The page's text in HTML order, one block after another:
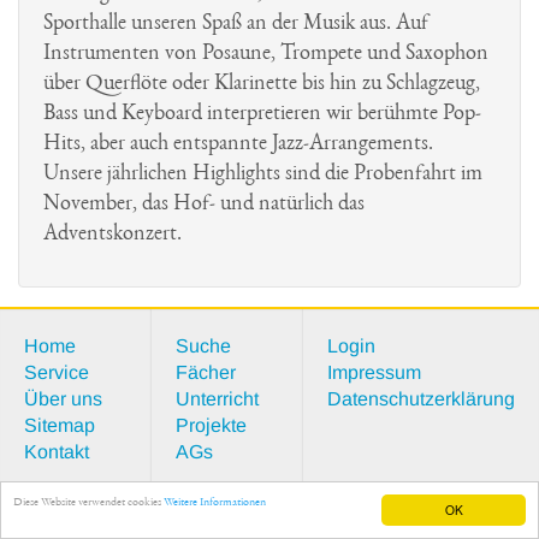
OK
Diese Website verwendet cookies Weitere Informationen
Sporthalle unseren Spaß an der Musik aus. Auf
Instrumenten von Posaune, Trompete und Saxophon
über Querflöte oder Klarinette bis hin zu Schlagzeug,
Bass und Keyboard interpretieren wir berühmte Pop-
Hits, aber auch entspannte Jazz-Arrangements.
Unsere jährlichen Highlights sind die Probenfahrt im
November, das Hof- und natürlich das
Adventskonzert.
Home
Service
Über uns
Sitemap
Kontakt
Suche
Fächer
Unterricht
Projekte
AGs
Login
Impressum
Datenschutzerklärung
Geschichte
St. Ursula-Archiv
Stellenangebote
Exkursionen
Musik
Politik
Physik
Religion
Spanisch
Haiti-Kinderhilfe
Onlineradio
Lourdes
MIG
Recife/Brasilien
Engagement
Valentinssingen
Würde
Schulordnung
Schul-Shop
Prävention
Umweltschutz